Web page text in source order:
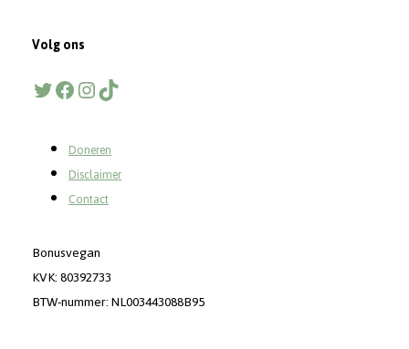
Volg ons
Twitter
Facebook
Instagram
TikTok
Doneren
Disclaimer
Contact
Bonusvegan
KVK: 80392733
BTW-nummer: NL003443088B95